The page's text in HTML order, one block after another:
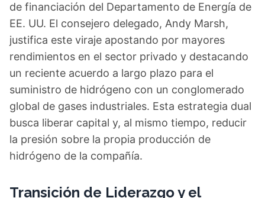
de financiación del Departamento de Energía de
EE. UU. El consejero delegado, Andy Marsh,
justifica este viraje apostando por mayores
rendimientos en el sector privado y destacando
un reciente acuerdo a largo plazo para el
suministro de hidrógeno con un conglomerado
global de gases industriales. Esta estrategia dual
busca liberar capital y, al mismo tiempo, reducir
la presión sobre la propia producción de
hidrógeno de la compañía.
Transición de Liderazgo y el